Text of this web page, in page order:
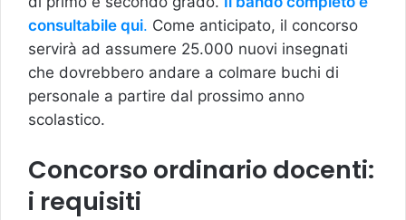
consultabile qui. Come anticipato, il concorso
servirà ad assumere 25.000 nuovi insegnati
che dovrebbero andare a colmare buchi di
personale a partire dal prossimo anno
scolastico.
Concorso ordinario docenti:
i requisiti